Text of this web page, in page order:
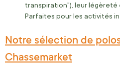
transpiration"), leur légèreté
Parfaites pour les activités
Notre sélection de
Chassemarket